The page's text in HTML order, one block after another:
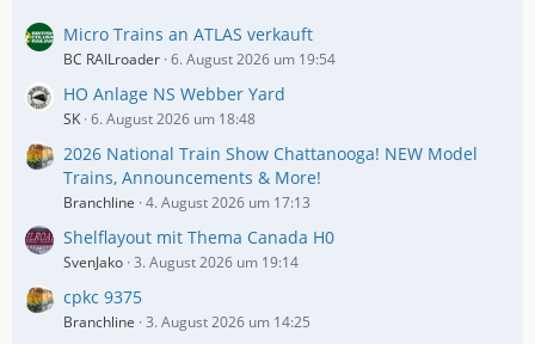
Micro Trains an ATLAS verkauft
BC RAILroader 6. August 2026 um 19:54
HO Anlage NS Webber Yard
SK 6. August 2026 um 18:48
2026 National Train Show Chattanooga! NEW Model
Trains, Announcements & More!
Branchline 4. August 2026 um 17:13
Shelflayout mit Thema Canada H0
SvenJako 3. August 2026 um 19:14
cpkc 9375
Branchline 3. August 2026 um 14:25